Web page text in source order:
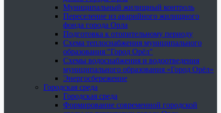
Муниципальный жилищный контроль
Переселение из аварийного жилищного
фонда города Орла
Подготовка к отопительному периоду
Схема теплоснабжения муниципального
образования "Город Орёл"
Схемы водоснабжения и водоотведения
муниципального образования «Город Орёл»
Энергосбережение
Городская среда
Городская среда
Формирование современной городской